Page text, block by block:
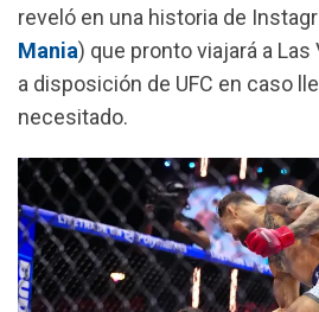
reveló en una historia de
Mania) que pronto viajará a
a disposición de UFC en caso
necesitado.